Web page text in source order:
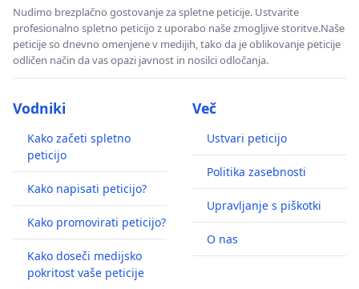
Nudimo brezplačno gostovanje za spletne peticije. Ustvarite
profesionalno spletno peticijo z uporabo naše zmogljive storitve.Naše
peticije so dnevno omenjene v medijih, tako da je oblikovanje peticije
odličen način da vas opazi javnost in nosilci odločanja.
Vodniki
Kako začeti spletno
peticijo
Kako napisati peticijo?
Kako promovirati peticijo?
Kako doseči medijsko
pokritost vaše peticije
Več
Ustvari peticijo
Politika zasebnosti
Upravljanje s piškotki
O nas